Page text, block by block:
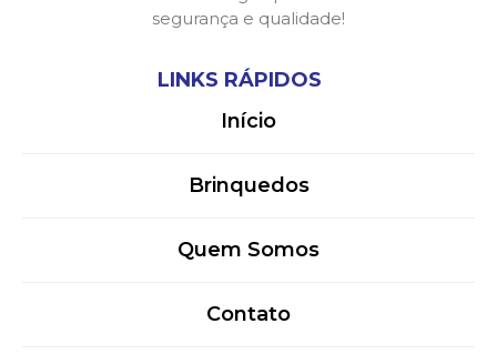
segurança e qualidade!
LINKS RÁPIDOS
Início
Brinquedos
Quem Somos
Contato